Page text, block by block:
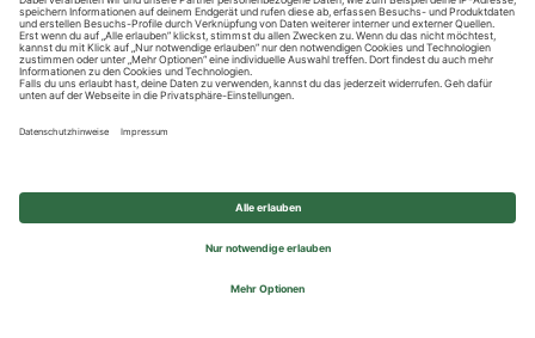
Impressum
Privatsphäre-Einstellungen
© 2026 REWE Group - All rights reserved